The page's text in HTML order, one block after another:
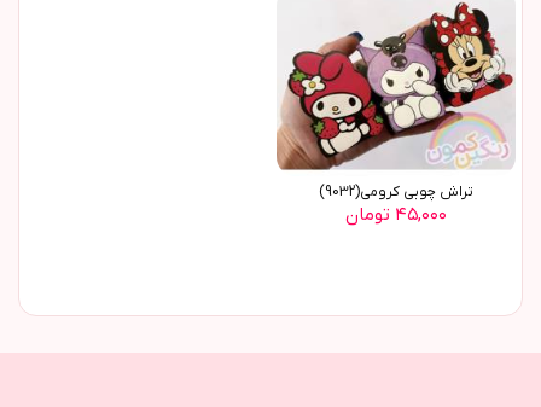
تراش چوبی کرومی(9032)
۴۵,۰۰۰ تومان